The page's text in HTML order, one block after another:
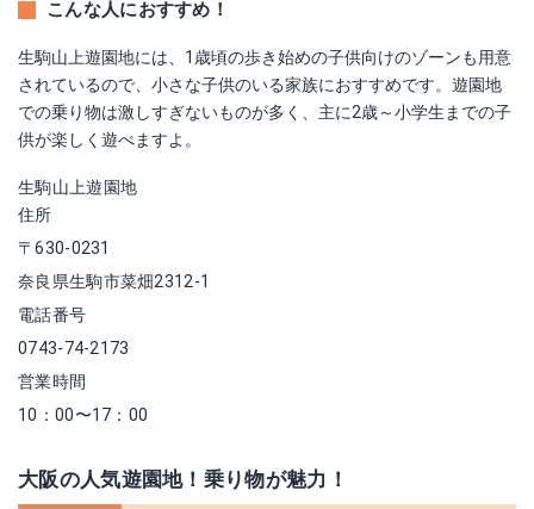
こんな人におすすめ！
生駒山上遊園地には、1歳頃の歩き始めの子供向けのゾーンも用意
されているので、小さな子供のいる家族におすすめです。遊園地
での乗り物は激しすぎないものが多く、主に2歳～小学生までの子
供が楽しく遊べますよ。
生駒山上遊園地
住所
〒630-0231
奈良県生駒市菜畑2312-1
電話番号
0743-74-2173
営業時間
10：00〜17：00
大阪の人気遊園地！乗り物が魅力！